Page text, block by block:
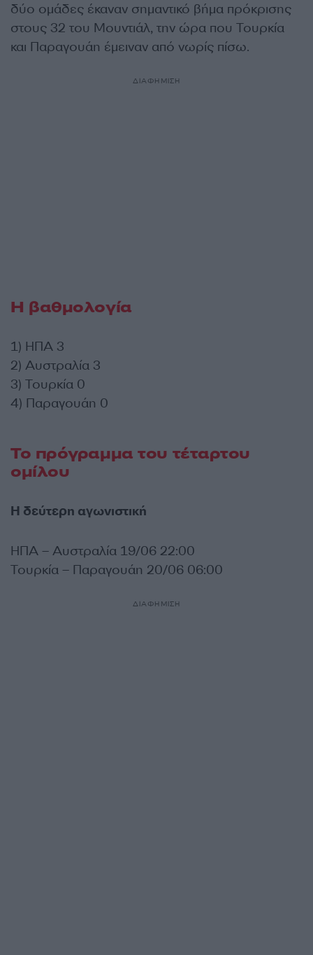
δύο ομάδες έκαναν σημαντικό βήμα πρόκρισης
στους 32 του Μουντιάλ, την ώρα που Τουρκία
και Παραγουάη έμειναν από νωρίς πίσω.
ΔΙΑΦΗΜΙΣΗ
Η βαθμολογία
1) ΗΠΑ 3
2) Αυστραλία 3
3) Τουρκία 0
4) Παραγουάη 0
Το πρόγραμμα του τέταρτου
ομίλου
Η δεύτερη αγωνιστική
ΗΠΑ – Αυστραλία 19/06 22:00
Τουρκία – Παραγουάη 20/06 06:00
ΔΙΑΦΗΜΙΣΗ